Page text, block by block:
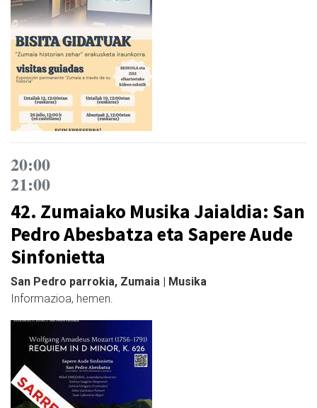
20:00
21:00
42. Zumaiako Musika Jaialdia: San
Pedro Abesbatza eta Sapere Aude
Sinfonietta
San Pedro parrokia, Zumaia | Musika
Informazioa, hemen.